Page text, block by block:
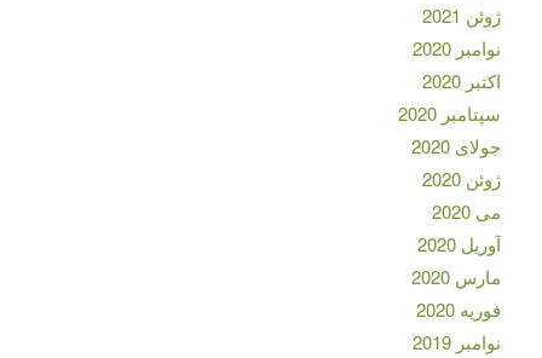
ژوئن 2021
نوامبر 2020
اکتبر 2020
سپتامبر 2020
جولای 2020
ژوئن 2020
می 2020
آوریل 2020
مارس 2020
فوریه 2020
نوامبر 2019